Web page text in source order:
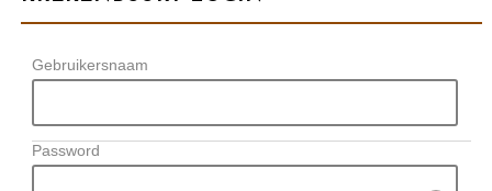
Gebruikersnaam
Password